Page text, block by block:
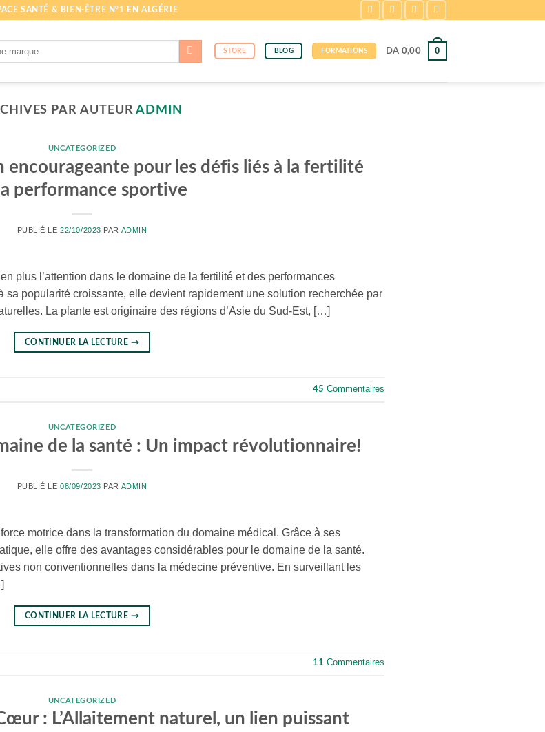
SANTÉ & BIEN-ÊTRE N°1 EN ALGÉRIE
STORE BLOG FORMATIONS DA 0,00 0
PAR AUTEURADMIN
UNCATEGORIZED
encourageante pour les défis liés à la fertilité
performance sportive
PUBLIÉ LE22/10/2023 PAR ADMIN
plus l’attention dans le domaine de la fertilité et des performances
sa popularité croissante, elle devient rapidement une solution recherchée par
La plante est originaire des régions d’Asie du Sud-Est, […]
CONTINUER LA LECTURE →
45 Commentaires
UNCATEGORIZED
de la santé : Un impact révolutionnaire!
PUBLIÉ LE08/09/2023 PAR ADMIN
motrice dans la transformation du domaine médical. Grâce à ses
elle offre des avantages considérables pour le domaine de la santé.
non conventionnelles dans la médecine préventive. En surveillant les
CONTINUER LA LECTURE →
11 Commentaires
UNCATEGORIZED
: L’Allaitement naturel, un lien puissant